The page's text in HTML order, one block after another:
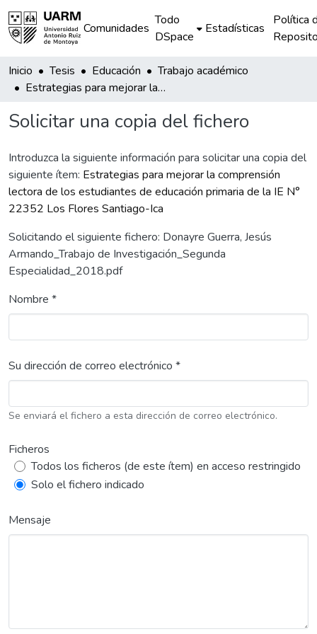
Comunidades
Todo
DSpace
Estadísticas
Política
Inicio Tesis Educación
Trabajo académico
Estrategias para mejorar la comprensión lectora de los estudiantes de educación primaria de la IE N° 22352 Los Flores Santiago-Ica
Solicitar una copia del fichero
Introduzca la siguiente información para solicitar una copia del
siguiente ítem: Estrategias para mejorar la comprensión
lectora de los estudiantes de educación primaria de la IE N°
22352 Los Flores Santiago-Ica
Solicitando el siguiente fichero: Donayre Guerra, Jesús
Armando_Trabajo de Investigación_Segunda
Especialidad_2018.pdf
Nombre *
Su dirección de correo electrónico *
Se enviará el fichero a esta dirección de correo electrónico.
Ficheros
Todos los ficheros (de este ítem) en acceso restringido
Solo el fichero indicado
Mensaje